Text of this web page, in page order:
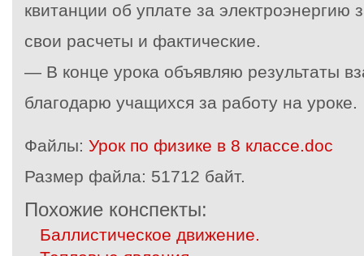
квитанции об уплате за электроэнергию
свои расчеты и фактические.
— В конце урока объявляю результаты
благодарю учащихся за работу на уроке.
Файлы: Урок по физике в 8 классе.doc
Размер файла: 51712 байт.
Похожие конспекты:
Баллистическое движение.